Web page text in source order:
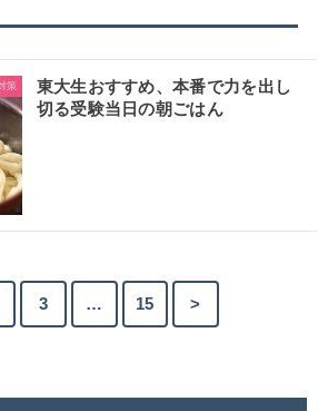
策
東大生おすすめ、本番で力を出し
切る受験当日の朝ごはん
3 … 15 >